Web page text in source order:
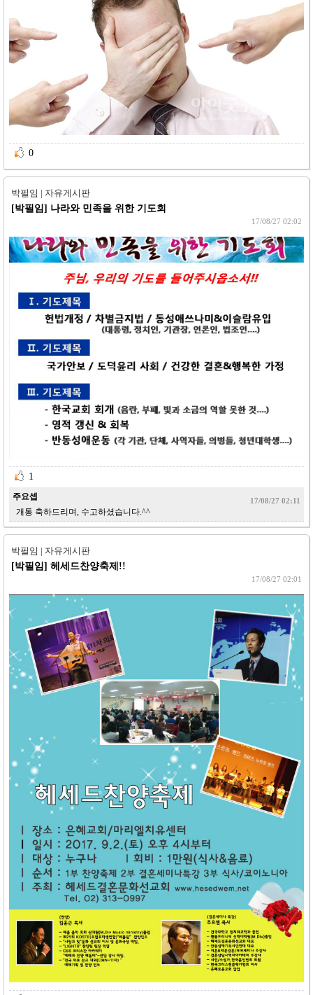
0
박필임 | 자유게시판
[박필임] 나라와 민족을 위한 기도회
17/08/27 02:02
1
주요셉 17/08/27 02:11
개통 축하드리며, 수고하셨습니다.^^
박필임 | 자유게시판
[박필임] 헤세드찬양축제!!
17/08/27 02:01